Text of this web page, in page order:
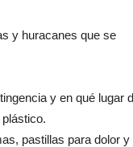
y huracanes que se
y en qué lugar
pastillas para dolor y